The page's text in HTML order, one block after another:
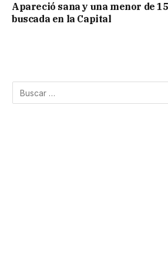
Apareció sana y una menor de
buscada en la Capital